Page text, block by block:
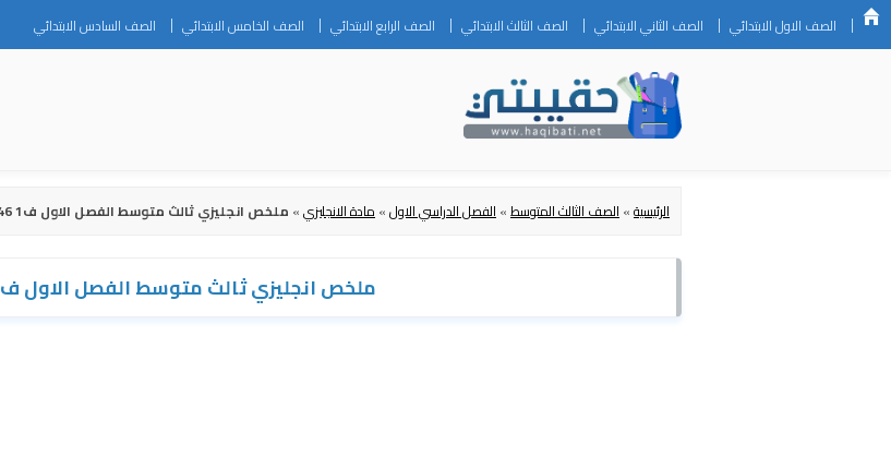
Skip
to
الصف الاول الابتدائي الصف الثاني الابتدائي الصف الثالث الابتدائي الصف الرابع الابتدائي الصف الخامس الابتدائي الصف السادس الابتدائي
الرئيسية»الصف الثالث المتوسط»الفصل الدراسي الاول»مادة الانجليزي» ملخص انجليزي ثالث متوسط الفصل الاول ف1 1446
ملخص انجليزي ثالث متوسط الفصل الاول ف1 1446